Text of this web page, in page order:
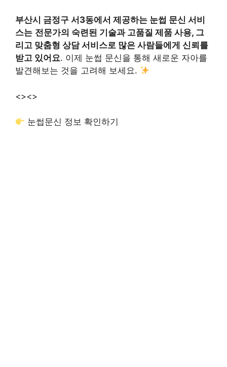
부산시 금정구 서3동에서 제공하는 눈썹 문신 서비
스는 전문가의 숙련된 기술과 고품질 제품 사용, 그
리고 맞춤형 상담 서비스로 많은 사람들에게 신뢰를
받고 있어요. 이제 눈썹 문신을 통해 새로운 자아를
발견해보는 것을 고려해 보세요.
<><>
눈썹문신 정보 확인하기